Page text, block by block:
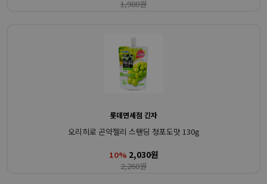
1,980원
롯데면세점 긴자
오리히로 곤약젤리 스탠딩 청포도맛 130g
10% 2,030원
2,260원